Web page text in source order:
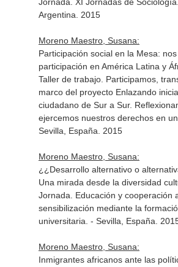
Argentina. 2015
Moreno Maestro, Susana:
Participación social en la Mesa:
participación en América Latina y
Taller de trabajo. Participamos,
marco del proyecto Enlazando
ciudadano de Sur a Sur.
ejercemos nuestros derechos en
Sevilla, España. 2015
Moreno Maestro, Susana:
¿¿Desarrollo alternativo o
Una mirada desde la diversidad
Jornada. Educación y cooperación
sensibilización mediante la
universitaria. - Sevilla, España.
Moreno Maestro, Susana:
Inmigrantes africanos ante las